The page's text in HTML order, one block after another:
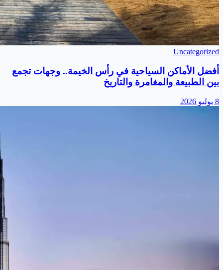
Uncategorized
أفضل الأماكن السياحية في رأس الخيمة.. وجهات تجمع
بين الطبيعة والمغامرة والتاريخ
8 يوليو 2026